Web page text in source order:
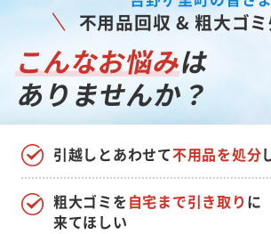
不用品回収 & 粗大ゴ
こんなお悩みは
ありませんか？
引越しとあわせて不用品を処分
粗大ゴミを自宅まで引き取り に
来てほしい